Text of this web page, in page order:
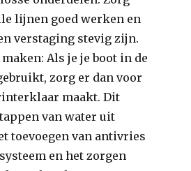
lijnen goed werken en
verstaging stevig zijn.
Als je je boot in de
zorg er dan voor
maakt. Dit
van water uit
toevoegen van antivries
en het zorgen